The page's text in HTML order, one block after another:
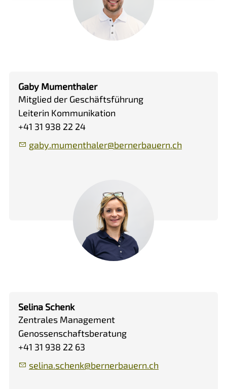
Gaby Mumenthaler
Mitglied der Geschäftsführung
Leiterin Kommunikation
+41 31 938 22 24
g by m m nth l r b rn rb rn ch
Selina Schenk
Zentrales Management
Genossenschaftsberatung
+41 31 938 22 63
s l n sch nk b rn rb rn ch